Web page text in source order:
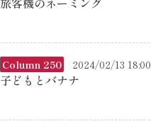
Column 250 2024/02/13 18:00
子どもとバナナ